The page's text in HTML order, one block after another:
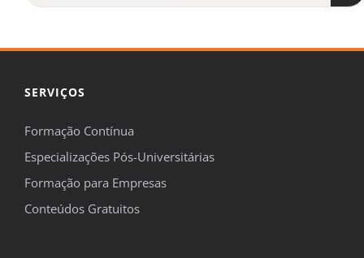
SERVIÇOS
Formação Contínua
Especializações Pós-Universitárias
Formação para Empresas
Conteúdos Gratuitos